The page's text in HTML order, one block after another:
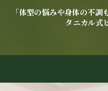
「体型の悩みや身体の不
タニカル式